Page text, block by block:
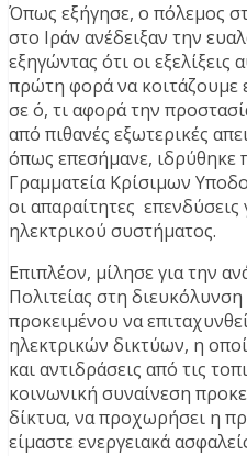
Όπως εξήγησε, ο πόλεμος
στο Ιράν ανέδειξαν την
εξηγώντας ότι οι
πρώτη φορά να κοιτάζουμε
σε ό, τι αφορά την
από πιθανές εξωτερικές
όπως επεσήμανε, ιδρύθηκε
Γραμματεία Κρίσιμων
οι απαραίτητες
ηλεκτρικού συστήματος.
Επιπλέον, μίλησε για την
Πολιτείας στη
προκειμένου να
ηλεκτρικών δικτύων, η
και αντιδράσεις από τις
κοινωνική συναίνεση
δίκτυα, να προχωρήσει η
είμαστε ενεργειακά